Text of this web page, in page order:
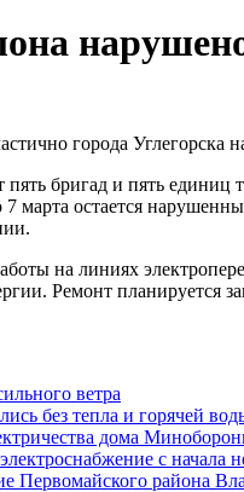
города
бригад и пять
марта остается
на линиях
Ремонт планируется
ветра
без тепла и горячей
дома
с начала
Первомайского района